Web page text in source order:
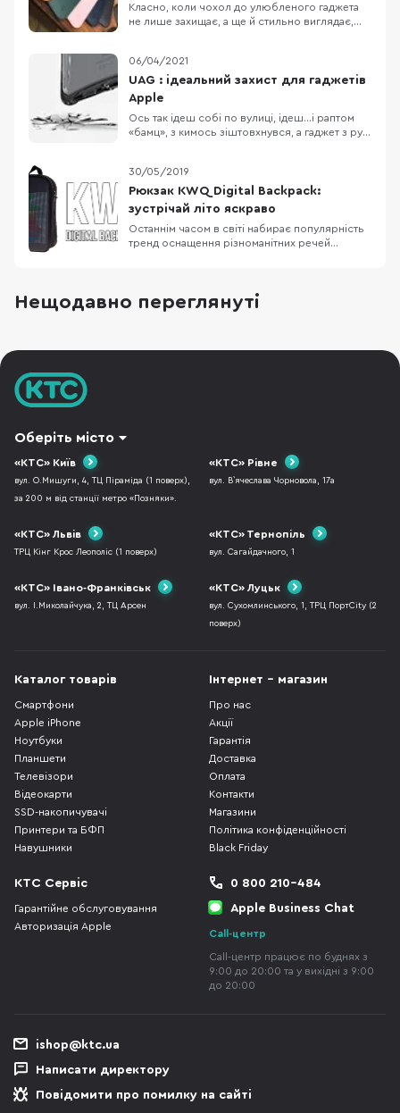
Класно, коли чохол до улюбленого гаджета
не лише захищає, а ще й стильно виглядає,
чохли-конверти від бренду WIWU:) Яким
повинен бути чохол для макбуків? В першу
чергу він має забезпечувати надійний захист
для
06/04/2021
UAG : ідеальний захист для гаджетів
Apple
Ось так ідеш собі по вулиці, ідеш…і раптом
«бамц», з кимось зіштовхнувся, а гаджет з рук
подумати про надійний захист для улюблених
гаджетів:) UAG — відомий американський
бренд, який можна впізнати з першого погля
30/05/2019
Рюкзак KWQ Digital Backpack:
зустрічай літо яскраво
Останнім часом в світі набирає популярність
тренд оснащення різноманітних речей
представлений “смартфон” Nubia Alpha, який
може одягатися на руку. Із впевненістю можу
Нещодавно переглянуті
Оберіть місто
«КТС» Київ
вул. О.Мишуги, 4, ТЦ Піраміда (1 поверх),
за 200 м від станції метро «Позняки».
«КТС» Рівне
вул. В`ячеслава Чорновола, 17а
«КТС» Львів
ТРЦ Кінг Крос Леополіс (1 поверх)
«КТС» Тернопіль
вул. Сагайдачного, 1
«КТС» Івано-Франківськ
вул. І.Миколайчука, 2, ТЦ Арсен
«КТС» Луцьк
вул. Сухомлинського, 1, ТРЦ ПортCity (2
поверх)
Каталог товарів
Смартфони
Apple iPhone
Ноутбуки
Планшети
Телевізори
Відеокарти
SSD-накопичувачі
Принтери та БФП
Навушники
Інтернет - магазин
Про нас
Акції
Гарантія
Доставка
Оплата
Контакти
Магазини
Політика конфіденційності
Black Friday
КТС Сервіс
Гарантійне обслуговування
Авторизація Apple
0 800 210-484
Apple Business Chat
Call-центр
Call-центр працює по буднях з
9:00 до 20:00 та у вихідні з 9:00
до 20:00
ishop@ktc.ua
Написати директору
Повідомити про помилку на сайті